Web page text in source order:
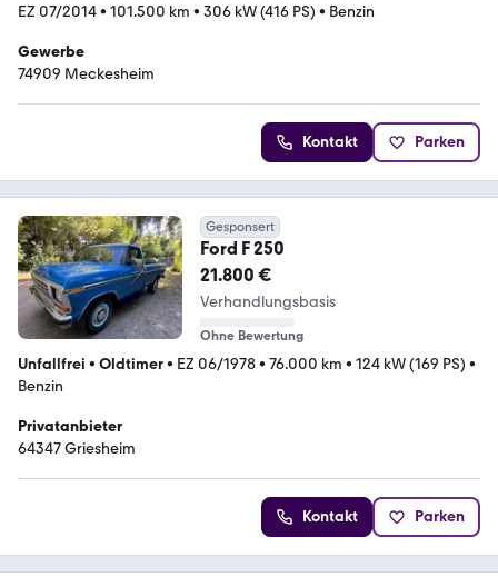
EZ 07/2014• 101.500 km • 306 kW (416 PS) • Benzin
Gewerbe
74909 Meckesheim
Kontakt Parken
Gesponsert
Ford F 250
21.800 €
Verhandlungsbasis
Ohne Bewertung
Unfallfrei • Oldtimer• EZ 06/1978• 76.000 km • 124 kW (169 PS) •
Benzin
Privatanbieter
64347 Griesheim
Kontakt Parken